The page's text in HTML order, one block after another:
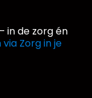
in de zorg én
Zorg in je